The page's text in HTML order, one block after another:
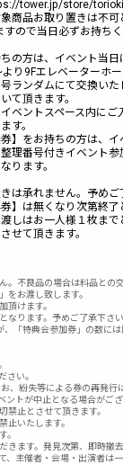
tower.jp/store/
商品お取り置きは不可
ので当日必ずお持ち
の方は、イベント当
り9Fエレベーターホ
ランダムにて交換い
て頂きます。
ベントスペース内に
す。
】をお持ちの方は、
理番号付きイベント
ります。
は承れません。予めご
】は無くなり次第終了
しはお一人様１枚まで
せて頂きます。
。不良品の場合は料品との
をお渡し致します。
頂けます。
なります。予めご了承下さ
「特典会参加券」の数に
さい。
、紛失等による券の再発行
ントが中止となる場合がご
禁止とさせて頂きます。
止いたします。
。
きます。発見次第、即時撤
、主催者・会場・出演者は